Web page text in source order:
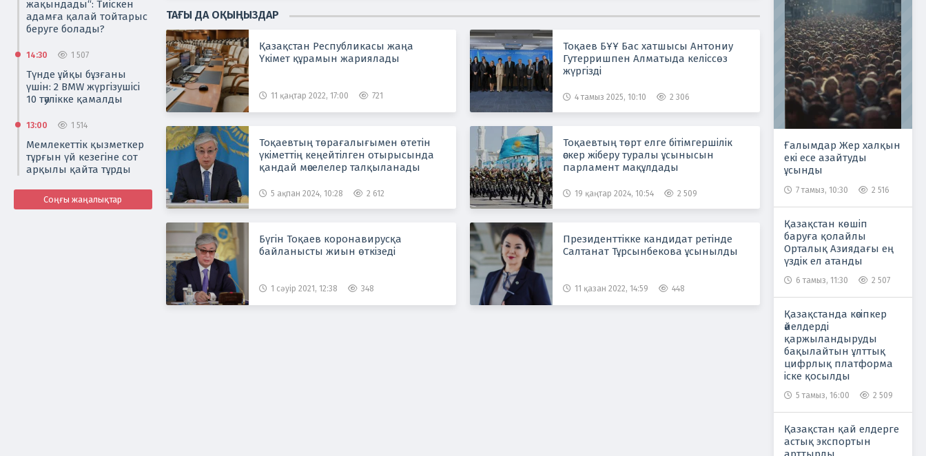
жақындады“: Тиіскен
адамға қалай тойтарыс
беруге болады?
14:30 1 507
Түнде ұйқы бұзғаны
үшін: 2 BMW жүргізушісі
10 тәулікке қамалды
13:00 1 514
Мемлекеттік қызметкер
тұрғын үй кезегіне сот
арқылы қайта тұрды
Соңғы жаңалықтар
ТАҒЫ ДА ОҚЫҢЫЗДАР
Қазақстан Республикасы жаңа
Үкімет құрамын жариялады
11 қаңтар 2022, 17:00 721
Тоқаев БҰҰ Бас хатшысы Антониу
Гутерришпен Алматыда келіссөз
жүргізді
4 тамыз 2025, 10:10 2 306
Тоқаевтың төрағалығымен өтетін
үкіметтің кеңейтілген отырысында
қандай мәселелер талқыланады
5 ақпан 2024, 10:28 2 612
Тоқаевтың төрт елге бітімгершілік
әскер жіберу туралы ұсынысын
парламент мақұлдады
19 қаңтар 2024, 10:54 2 509
Бүгін Тоқаев коронавирусқа
байланысты жиын өткізеді
1 сәуір 2021, 12:38 348
Президенттікке кандидат ретінде
Салтанат Тұрсынбекова ұсынылды
11 қазан 2022, 14:59 448
Ғалымдар Жер халқын
екі есе азайтуды
ұсынды
7 тамыз, 10:30 2 516
Қазақстан көшіп
баруға қолайлы
Орталық Азиядағы ең
үздік ел атанды
6 тамыз, 11:30 2 507
Қазақстанда кәсіпкер
әйелдерді
қаржыландыруды
бақылайтын ұлттық
цифрлық платформа
іске қосылды
5 тамыз, 16:00 2 509
Қазақстан қай елдерге
астық экспортын